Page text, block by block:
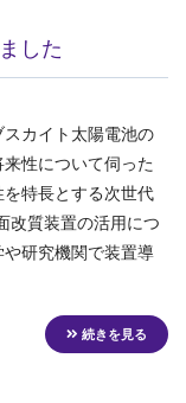
した
カイト太陽電池の
性について伺った
特長とする次世代
改質装置の活用につ
研究機関で装置導
続きを見る